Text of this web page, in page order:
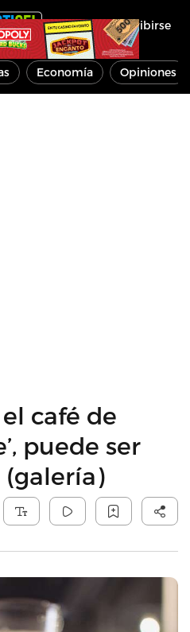
Inscribirse
Economía Opiniones
café de
puede ser